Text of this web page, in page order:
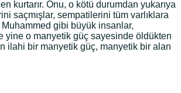
kurtarır. Onu, o kötü durumdan yukarıya
saçmışlar, sempatilerini tüm varlıklara
Muhammed gibi büyük insanlar,
yine o manyetik güç sayesinde öldükten
ilahi bir manyetik güç, manyetik bir alan